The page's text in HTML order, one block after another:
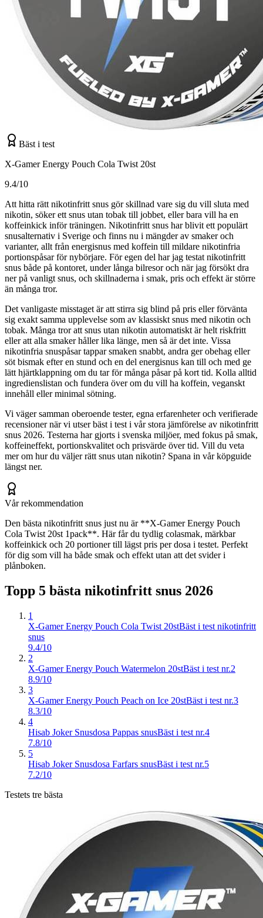
Bäst i test
X-Gamer Energy Pouch Cola Twist 20st
9.4/10
Att hitta rätt nikotinfritt snus gör skillnad vare sig du vill sluta med
nikotin, söker ett snus utan tobak till jobbet, eller bara vill ha en
koffeinkick inför träningen. Nikotinfritt snus har blivit ett populärt
snusalternativ i Sverige och finns nu i mängder av smaker och
varianter, allt från energisnus med koffein till mildare nikotinfria
portionspåsar för nybörjare. För egen del har jag testat nikotinfritt
snus både på kontoret, under långa bilresor och när jag försökt dra
ner på vanligt snus, och skillnaderna i smak, pris och effekt är större
än många tror.
Det vanligaste misstaget är att stirra sig blind på pris eller förvänta
sig exakt samma upplevelse som av klassiskt snus med nikotin och
tobak. Många tror att snus utan nikotin automatiskt är helt riskfritt
eller att alla smaker håller lika länge, men så är det inte. Vissa
nikotinfria snuspåsar tappar smaken snabbt, andra ger obehag eller
söt bismak efter en stund och en del energisnus kan till och med ge
lätt hjärtklappning om du tar för många påsar på kort tid. Kolla alltid
ingredienslistan och fundera över om du vill ha koffein, veganskt
innehåll eller minimal sötning.
Vi väger samman oberoende tester, egna erfarenheter och verifierade
recensioner när vi utser bäst i test i vår stora jämförelse av nikotinfritt
snus 2026. Testerna har gjorts i svenska miljöer, med fokus på smak,
koffeineffekt, portionskvalitet och prisvärde över tid. Vill du veta
mer om hur du väljer rätt snus utan nikotin? Spana in vår köpguide
längst ner.
Vår rekommendation
Den bästa nikotinfritt snus just nu är **X-Gamer Energy Pouch
Cola Twist 20st 1pack**. Här får du tydlig colasmak, märkbar
koffeinkick och 20 portioner till lägst pris per dosa i testet. Perfekt
för dig som vill ha både smak och effekt utan att det svider i
plånboken.
Topp 5 bästa nikotinfritt snus 2026
1
X-Gamer Energy Pouch Cola Twist 20stBäst i test nikotinfritt
snus
9.4/10
2
X-Gamer Energy Pouch Watermelon 20stBäst i test nr.2
8.9/10
3
X-Gamer Energy Pouch Peach on Ice 20stBäst i test nr.3
8.3/10
4
Hisab Joker Snusdosa Pappas snusBäst i test nr.4
7.8/10
5
Hisab Joker Snusdosa Farfars snusBäst i test nr.5
7.2/10
Testets tre bästa